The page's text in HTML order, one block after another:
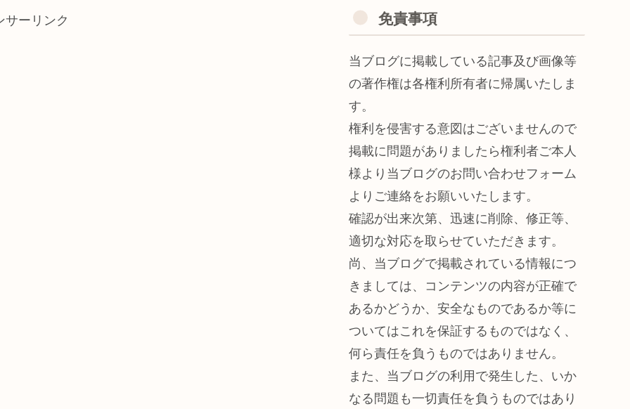
サーリンク 免責事項
当ブログに掲載している記事及び画像等
の著作権は各権利所有者に帰属いたしま
す。
権利を侵害する意図はございませんので
掲載に問題がありましたら権利者ご本人
様より当ブログのお問い合わせフォーム
よりご連絡をお願いいたします。
確認が出来次第、迅速に削除、修正等、
適切な対応を取らせていただきます。
尚、当ブログで掲載されている情報につ
きましては、コンテンツの内容が正確で
あるかどうか、安全なものであるか等に
ついてはこれを保証するものではなく、
何ら責任を負うものではありません。
また、当ブログの利用で発生した、いか
なる問題も一切責任を負うものではあり